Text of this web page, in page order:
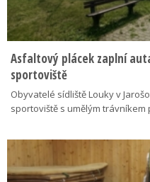
Asfaltový plácek zaplní
sportoviště
Obyvatelé sídliště Louky v
sportoviště s umělým